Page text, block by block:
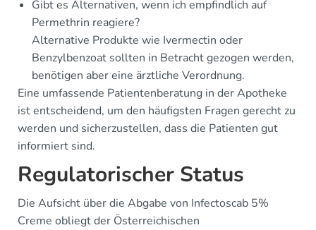
Gibt es Alternativen, wenn ich empfindlich auf
Permethrin reagiere?
Alternative Produkte wie Ivermectin oder
Benzylbenzoat sollten in Betracht gezogen werden,
benötigen aber eine ärztliche Verordnung.
Eine umfassende Patientenberatung in der Apotheke
ist entscheidend, um den häufigsten Fragen gerecht zu
werden und sicherzustellen, dass die Patienten gut
informiert sind.
Regulatorischer Status
Die Aufsicht über die Abgabe von Infectoscab 5%
Creme obliegt der Österreichischen